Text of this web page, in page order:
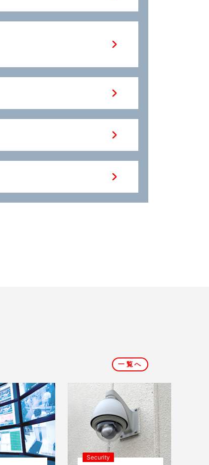
一覧へ
Security